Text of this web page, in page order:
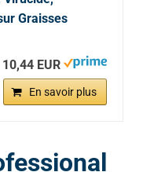
Graisses
10,44 EUR
En savoir plus